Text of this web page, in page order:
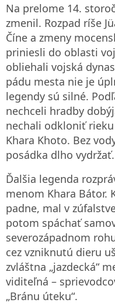
Na prelome 14.
zmenil. Rozpad ríše
Číne a zmeny
priniesli do oblasti
obliehali vojská
pádu mesta nie je
legendy sú silné.
nechceli hradby
nechali odkloniť
Khara Khoto. Bez
posádka dlho vydržať.
Ďalšia legenda
menom Khara Bátor.
padne, mal v
potom spáchať
severozápadnom
cez vzniknutú dieru
zvláštna „jazdecká“
viditeľná –
„Bránu úteku“.